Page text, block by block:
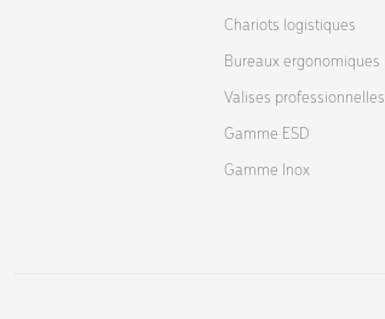
Chariots logistiques
Bureaux ergonomiques
Valises professionnelles
Gamme ESD
Gamme Inox